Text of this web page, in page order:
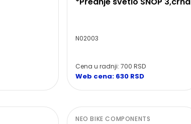
N02003
Cena u radnji: 700 RSD
Web cena: 630 RSD
NEO BIKE COMPONENTS